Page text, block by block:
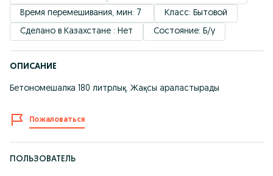
Время перемешивания, мин: 7
Класс: Бытовой
Сделано в Казахстане : Нет
Состояние: Б/у
ОПИСАНИЕ
Бетономешалка 180 литрлық. Жақсы араластырады
Пожаловаться
ПОЛЬЗОВАТЕЛЬ